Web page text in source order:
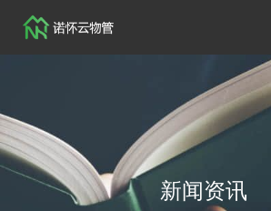
解决方案
医院方案 新闻资讯